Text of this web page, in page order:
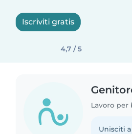
Iscriviti gratis
4,7 / 5
Lavoro per
Unisciti